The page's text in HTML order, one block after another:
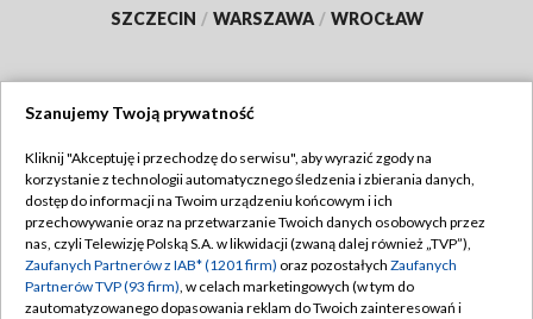
SZCZECIN / WARSZAWA / WROCŁAW
TVP
Abonament TVP
Emisja w TVP
Centrum informacji TVP
Regulamin TVP
Polityka prywatności
Moje zgody
Szanujemy Twoją prywatność
Kliknij "Akceptuję i przechodzę do serwisu", aby wyrazić zgody na
korzystanie z technologii automatycznego śledzenia i zbierania danych,
dostęp do informacji na Twoim urządzeniu końcowym i ich
przechowywanie oraz na przetwarzanie Twoich danych osobowych przez
nas, czyli Telewizję Polską S.A. w likwidacji (zwaną dalej również „TVP”),
Zaufanych Partnerów z IAB* (1201 firm) oraz pozostałych Zaufanych
Partnerów TVP (93 firm), w celach marketingowych (w tym do
zautomatyzowanego dopasowania reklam do Twoich zainteresowań i